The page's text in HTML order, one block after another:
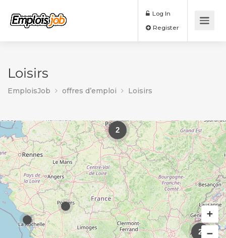
Log In
Loisirs
EmploisJob offres d’emploi Loisirs
2
2